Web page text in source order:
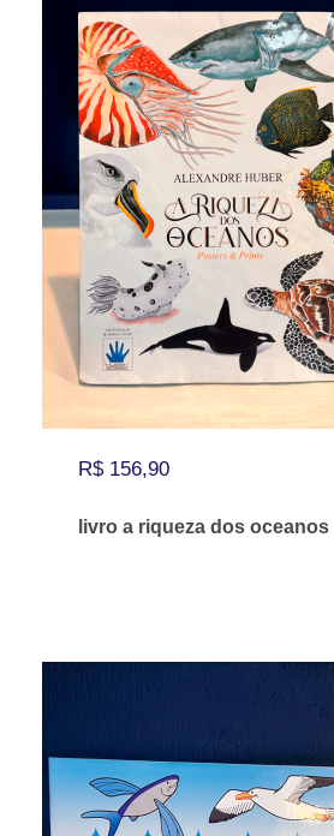
R$156,90
livro a riqueza dos oceanos